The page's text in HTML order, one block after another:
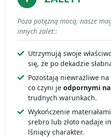
Poza potężną mocą, nasze
innych zalet::
Utrzymują swoje
się, że po dekadzie
Pozostają niewrażliwe
co czyni je odpornymi
trudnych warunkach.
Wykończenie
srebro lub złoto nadaje
lśniący charakter.